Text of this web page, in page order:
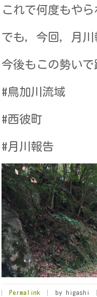
これで何度もや
でも，今回，月
今後もこの勢い
#鳥加川流域
#西彼町
#月川報告
Permalink by higashi